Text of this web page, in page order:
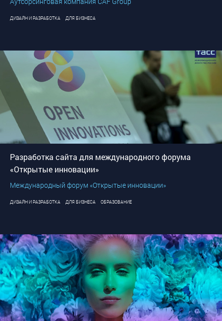
ДИЗАЙН И РАЗРАБОТКА ДЛЯ БИЗНЕСА
Разработка сайта для международного форума
«Открытые инновации»
Международный форум «Открытые инновации»
ДИЗАЙН И РАЗРАБОТКА ДЛЯ БИЗНЕСА ОБРАЗОВАНИЕ